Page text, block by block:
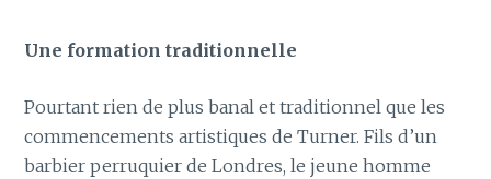
Une formation traditionnelle
Pourtant rien de plus banal et traditionnel que les
commencements artistiques de Turner. Fils d’un
barbier perruquier de Londres, le jeune homme